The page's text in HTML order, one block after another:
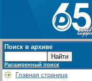
Поиск в архиве
Расширенный поиск
Главная страница